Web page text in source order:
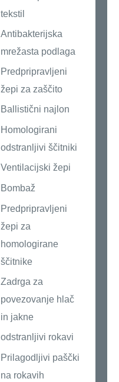
tekstil
Antibakterijska
mrežasta podlaga
Predpripravljeni
žepi za zaščito
Ballistični najlon
Homologirani
odstranljivi ščitniki
Ventilacijski žepi
Bombaž
Predpripravljeni
žepi za
homologirane
ščitnike
Zadrga za
povezovanje hlač
in jakne
odstranljivi rokavi
Prilagodljivi paščki
na rokavih